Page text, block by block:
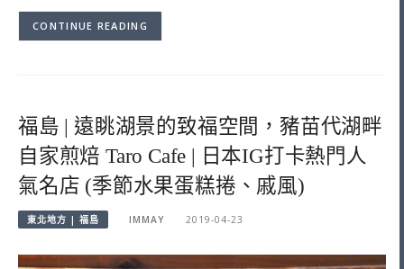
CONTINUE READING
福島 | 遠眺湖景的致福空間，豬苗代湖畔
自家煎焙 Taro Cafe | 日本IG打卡熱門人
氣名店 (季節水果蛋糕捲、戚風)
東北地方 | 福島 IMMAY 2019-04-23